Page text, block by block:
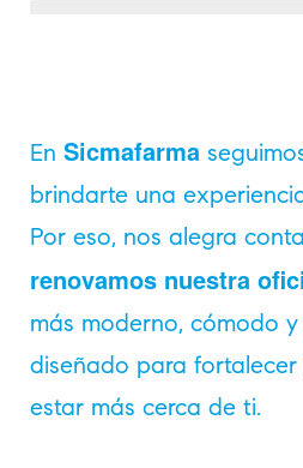
En Sicmafarma
brindarte una
Por eso, nos alegra
renovamos nuestra
más moderno, cómodo
diseñado para
estar más cerca de ti.